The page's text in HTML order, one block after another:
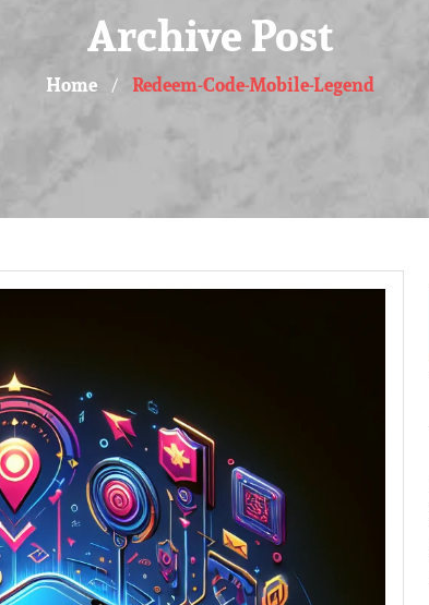
Archive Post
Home / Redeem-Code-Mobile-Legend